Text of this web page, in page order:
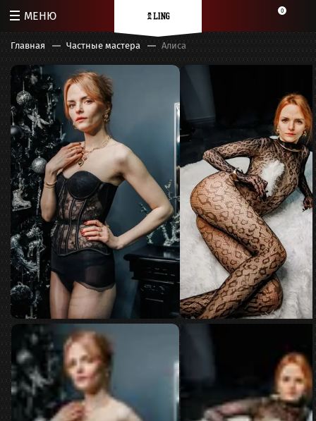
МЕНЮ 0
Главная Частные мастера Алиса